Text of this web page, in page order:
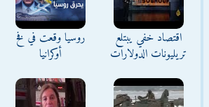
اقتصاد خفي يبتلع
تريليونات الدولارات
روسيا وقعت في فخ
أوكرانيا